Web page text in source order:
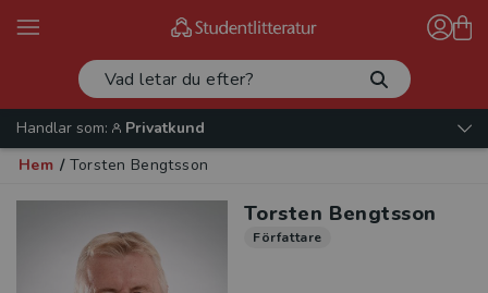
Handlar som:
Privatkund
Hem / Torsten Bengtsson
Torsten Bengtsson
Författare